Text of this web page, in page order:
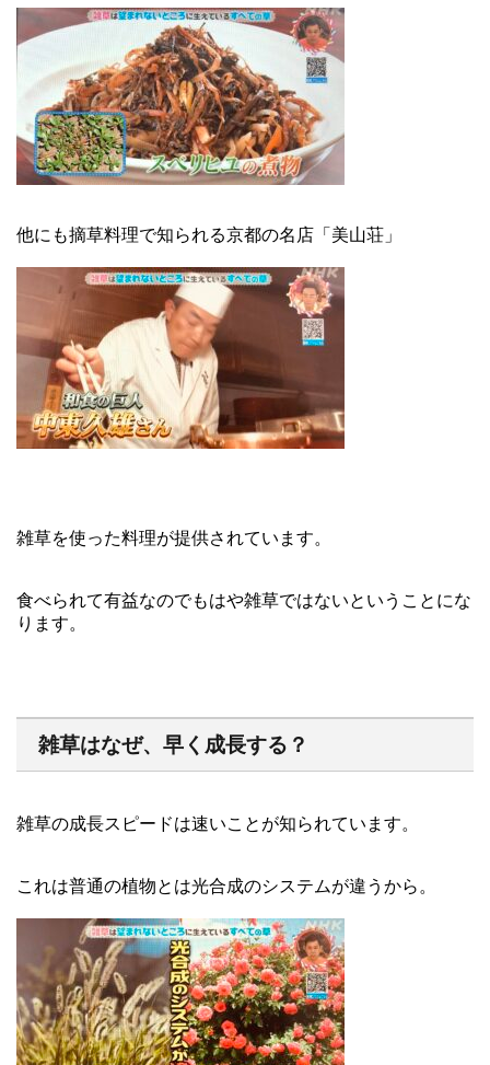
他にも摘草料理で知られる京都の名店「美山荘」
雑草を使った料理が提供されています。
食べられて有益なのでもはや雑草ではないということにな
ります。
雑草はなぜ、早く成長する？
雑草の成長スピードは速いことが知られています。
これは普通の植物とは光合成のシステムが違うから。